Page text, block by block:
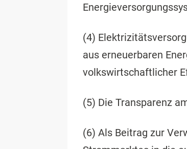
(4)
aus erneuerbaren
volkswirtschaftlicher
(5) Die Transparenz
(6) Als Beitrag zur